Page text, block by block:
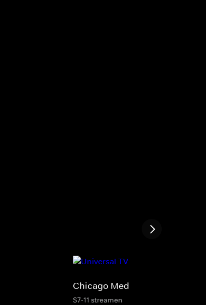
Chicago Med
S7-11 streamen